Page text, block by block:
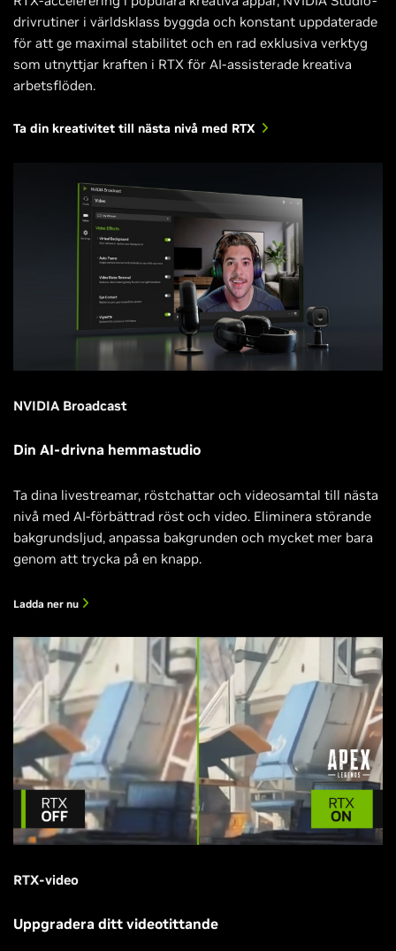
drivrutiner i världsklass byggda och konstant uppdaterade
för att ge maximal stabilitet och en rad exklusiva verktyg
som utnyttjar kraften i RTX för AI-assisterade kreativa
arbetsflöden.
Ta din kreativitet till nästa nivå med RTX
NVIDIA Broadcast
Din AI-drivna hemmastudio
Ta dina livestreamar, röstchattar och videosamtal till nästa
nivå med AI-förbättrad röst och video. Eliminera störande
bakgrundsljud, anpassa bakgrunden och mycket mer bara
genom att trycka på en knapp.
Ladda ner nu
RTX-video
Uppgradera ditt videotittande